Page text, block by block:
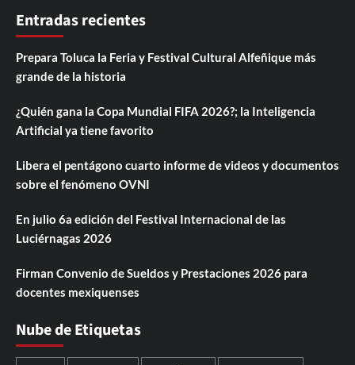
Entradas recientes
Prepara Toluca la Feria y Festival Cultural Alfeñique más
grande de la historia
¿Quién gana la Copa Mundial FIFA 2026?; la Inteligencia
Artificial ya tiene favorito
Libera el pentágono cuarto informe de videos y documentos
sobre el fenómeno OVNI
En julio 6a edición del Festival Internacional de las
Luciérnagas 2026
Firman Convenio de Sueldos y Prestaciones 2026 para
docentes mexiquenses
Nube de Etiquetas